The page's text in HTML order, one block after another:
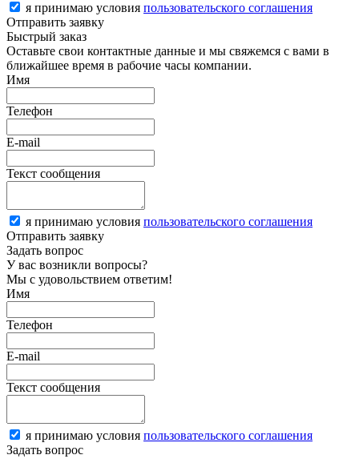
я принимаю условия пользовательского соглашения
Отправить заявку
Быстрый заказ
Оставьте свои контактные данные и мы свяжемся с вами в
ближайшее время в рабочие часы компании.
Имя
Телефон
E-mail
Текст сообщения
я принимаю условия пользовательского соглашения
Отправить заявку
Задать вопрос
У вас возникли вопросы?
Мы с удовольствием ответим!
Имя
Телефон
E-mail
Текст сообщения
я принимаю условия пользовательского соглашения
Задать вопрос